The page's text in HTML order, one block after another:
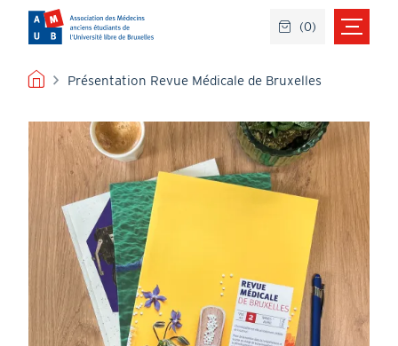
contenu
principal
FIL
Présentation Revue Médicale de Bruxelles
Image
Image
(0)